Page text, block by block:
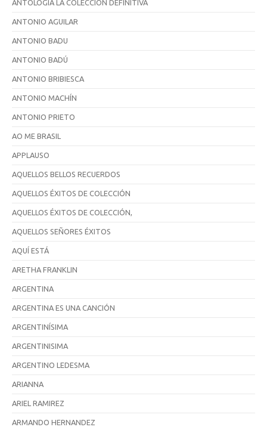
ANTOLOGÍA LA COLECCIÓN DEFINITIVA
ANTONIO AGUILAR
ANTONIO BADU
ANTONIO BADÚ
ANTONIO BRIBIESCA
ANTONIO MACHÍN
ANTONIO PRIETO
AO ME BRASIL
APPLAUSO
AQUELLOS BELLOS RECUERDOS
AQUELLOS ÉXITOS DE COLECCIÓN
AQUELLOS ÉXITOS DE COLECCIÓN,
AQUELLOS SEÑORES ÉXITOS
AQUÍ ESTÁ
ARETHA FRANKLIN
ARGENTINA
ARGENTINA ES UNA CANCIÓN
ARGENTINÍSIMA
ARGENTINISIMA
ARGENTINO LEDESMA
ARIANNA
ARIEL RAMIREZ
ARMANDO HERNANDEZ